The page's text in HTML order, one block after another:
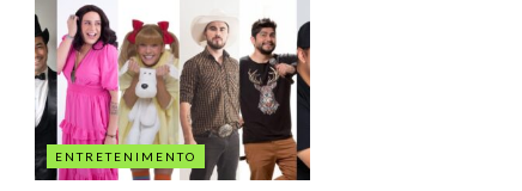
ENTRETENIMENTO